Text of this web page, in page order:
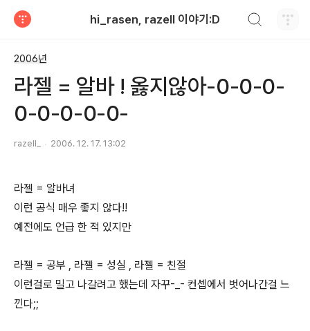
hi_rasen, razell 이야기:D
2006년
라젤 = 알바 ! 옳지않아-0-0-0-
0-0-0-0-0-
razell_ 2006. 12. 17. 13:02
라젤 = 알바녀
이런 공식 매우 좋지 않다!!
예전에도 언급 한 적 있지만
라젤 = 공부 , 라젤 = 성실 , 라젤 = 친절
이런걸로 밀고 나갈려고 했는데 자꾸-_- 컨셉에서 벗어나간걸 느
낀다;;